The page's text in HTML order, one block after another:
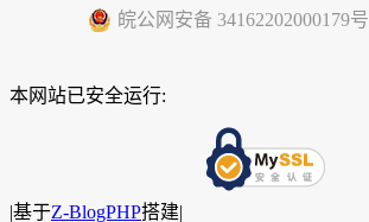
皖公网安备 34162202000179号
本网站已安全运行:
|基于Z-BlogPHP搭建|